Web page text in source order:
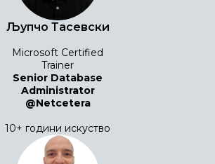
Љупчо Тасевски
Microsoft Certified
Trainer
Senior Database
Administrator
@Netcetera
10+ години искуство